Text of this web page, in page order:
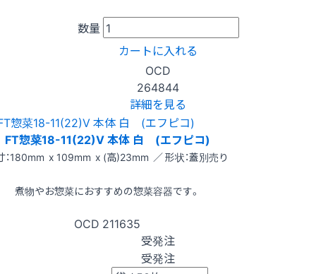
数量
カートに入れる
OCD
264844
詳細を見る
FT惣菜18-11(22)V 本体 白 (エフピコ)
：180mm x 109mm x (高)23mm ／ 形状：蓋別売り
煮物やお惣菜におすすめの惣菜容器です。
OCD 211635
受発注
受発注